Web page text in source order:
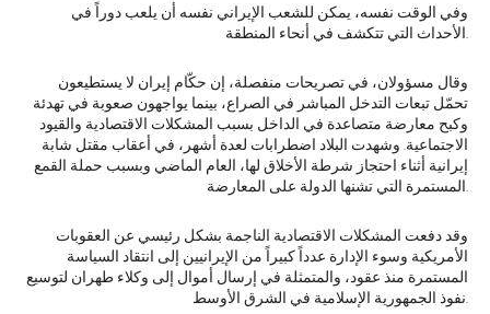
وفي الوقت نفسه، يمكن للشعب الإيراني نفسه أن يلعب دوراً في
الأحداث التي تتكشف في أنحاء المنطقة.
وقال مسؤولان، في تصريحات منفصلة، إن حكّام إيران لا يستطيعون
تحمّل تبعات التدخل المباشر في الصراع، بينما يواجهون صعوبة في تهدئة
وكبح معارضة متصاعدة في الداخل بسبب المشكلات الاقتصادية والقيود
الاجتماعية. وشهدت البلاد اضطرابات لعدة أشهر، في أعقاب مقتل شابة
إيرانية أثناء احتجاز شرطة الأخلاق لها، العام الماضي وبسبب حملة القمع
المستمرة التي تشنها الدولة على المعارضة.
وقد دفعت المشكلات الاقتصادية الناجمة بشكل رئيسي عن العقوبات
الأمريكية وسوء الإدارة عدداً كبيراً من الإيرانيين إلى انتقاد السياسة
المستمرة منذ عقود، والمتمثلة في إرسال أموال إلى وكلاء طهران لتوسيع
نفوذ الجمهورية الإسلامية في الشرق الأوسط.